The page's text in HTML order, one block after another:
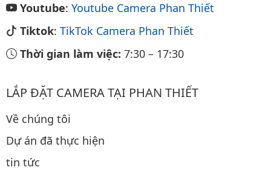
Youtube: Youtube Camera Phan Thiết
Tiktok: TikTok Camera Phan Thiết
Thời gian làm việc: 7:30 – 17:30
LẮP ĐẶT CAMERA TẠI PHAN THIẾT
Về chúng tôi
Dự án đã thực hiện
tin tức